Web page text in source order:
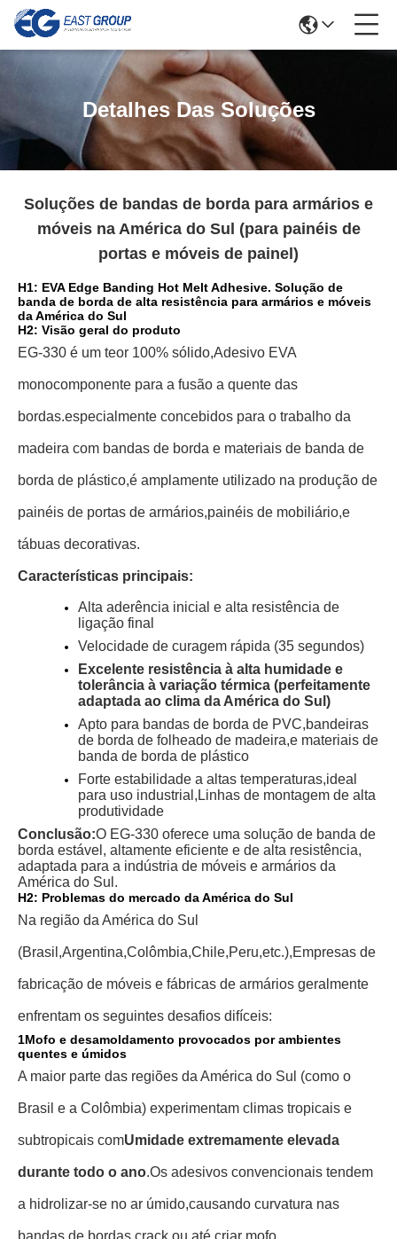
Detalhes Das Soluções
Soluções de bandas de borda para armários e
móveis na América do Sul (para painéis de
portas e móveis de painel)
H1: EVA Edge Banding Hot Melt Adhesive. Solução de
banda de borda de alta resistência para armários e móveis
da América do Sul
H2: Visão geral do produto
EG-330 é um teor 100% sólido,Adesivo EVA
monocomponente para a fusão a quente das
bordas.especialmente concebidos para o trabalho da
madeira com bandas de borda e materiais de banda de
borda de plástico,é amplamente utilizado na produção de
painéis de portas de armários,painéis de mobiliário,e
tábuas decorativas.
Características principais:
Alta aderência inicial e alta resistência de
ligação final
Velocidade de curagem rápida (35 segundos)
Excelente resistência à alta humidade e
tolerância à variação térmica (perfeitamente
adaptada ao clima da América do Sul)
Apto para bandas de borda de PVC,bandeiras
de borda de folheado de madeira,e materiais de
banda de borda de plástico
Forte estabilidade a altas temperaturas,ideal
para uso industrial, Linhas de montagem de alta
produtividade
Conclusão:O EG-330 oferece uma solução de banda de
borda estável, altamente eficiente e de alta resistência,
adaptada para a indústria de móveis e armários da
América do Sul.
H2: Problemas do mercado da América do Sul
Na região da América do Sul
(Brasil,Argentina,Colômbia,Chile,Peru,etc.),Empresas de
fabricação de móveis e fábricas de armários geralmente
enfrentam os seguintes desafios difíceis:
1Mofo e desamoldamento provocados por ambientes
quentes e úmidos
A maior parte das regiões da América do Sul (como o
Brasil e a Colômbia) experimentam climas tropicais e
subtropicais comUmidade extremamente elevada
durante todo o ano.Os adesivos convencionais tendem
a hidrolizar-se no ar úmido,causando curvatura nas
bandas de bordas,crack,ou até criar mofo.